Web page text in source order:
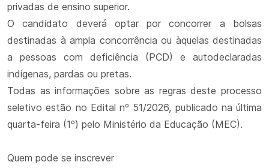
privadas de ensino superior.
O candidato deverá optar por concorrer a bolsas
destinadas à ampla concorrência ou àquelas destinadas
a pessoas com deficiência (PCD) e autodeclaradas
indígenas, pardas ou pretas.
Todas as informações sobre as regras deste processo
seletivo estão no Edital nº 51/2026, publicado na última
quarta-feira (1º) pelo Ministério da Educação (MEC).
Quem pode se inscrever